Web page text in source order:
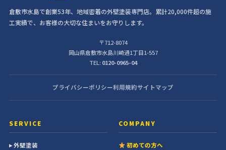
倉敷市水島で創業53年、地域密着の外壁塗装専門店。累計20,000件超の施
工実績で、お客様の大切な住まいをお守りします。
〒712-8074
岡山県倉敷市水島川崎通1丁目1-557
TEL: 0120-0965-04
プライバシーポリシー利用規約サイトマップ
SERVICE
▸ 外壁塗装
COMPANY
初めての方へ